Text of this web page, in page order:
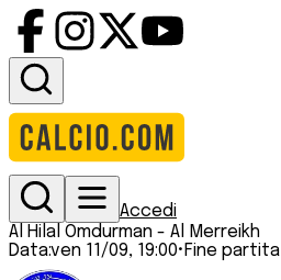
Accedi
Al Hilal Omdurman - Al Merreikh
Data:ven 11/09, 19:00• Fine partita